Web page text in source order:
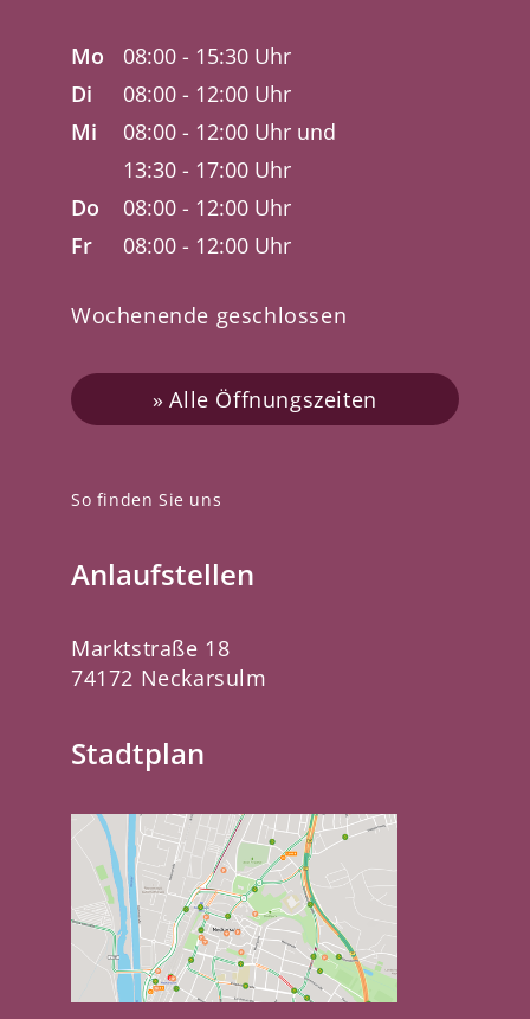
So finden Sie uns
Anlaufstellen
Marktstraße 18
74172 Neckarsulm
Stadtplan
Mo
08:00 - 15:30 Uhr
Di
08:00 - 12:00 Uhr
Mi
08:00 - 12:00 Uhr und
13:30 - 17:00 Uhr
Do
08:00 - 12:00 Uhr
Fr
08:00 - 12:00 Uhr
Wochenende geschlossen
Alle Öffnungszeiten